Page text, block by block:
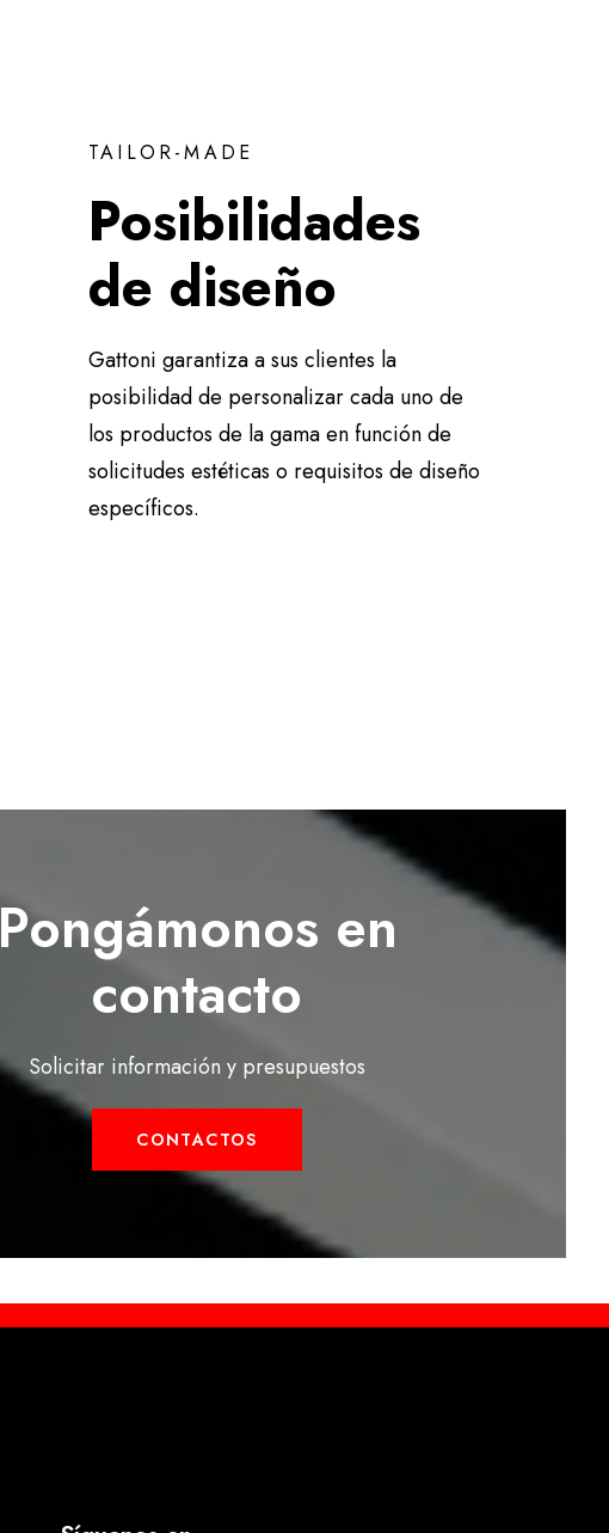
TAILOR-MADE
Posibilidades
de diseño
Gattoni garantiza a sus clientes la
posibilidad de personalizar cada uno de
los productos de la gama en función de
solicitudes estéticas o requisitos de diseño
específicos.
Pongámonos en
contacto
Solicitar información y presupuestos
CONTACTOS